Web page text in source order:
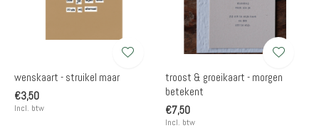
wenskaart - struikel maar
€3,50
Incl. btw
troost & groeikaart - morgen
betekent
€7,50
Incl. btw